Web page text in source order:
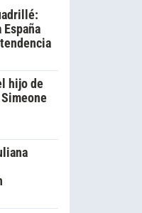
hijo de